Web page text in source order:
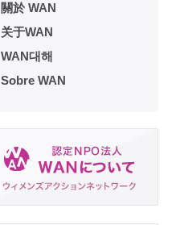
關於 WAN
关于WAN
WAN대해
Sobre WAN